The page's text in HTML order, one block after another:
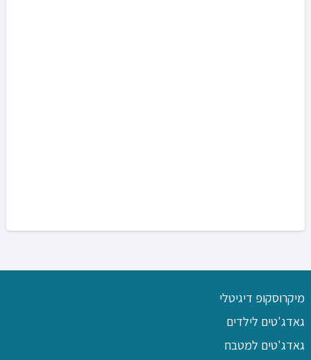
מיקרוסקופ דיגיטלי
גאדג'טים לילדים
גאדג'טים למטבח